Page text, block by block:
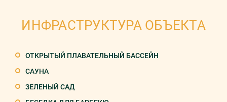
ИНФРАСТРУКТУРА ОБЪЕКТА
ОТКРЫТЫЙ ПЛАВАТЕЛЬНЫЙ БАССЕЙН
САУНА
ЗЕЛЕНЫЙ САД